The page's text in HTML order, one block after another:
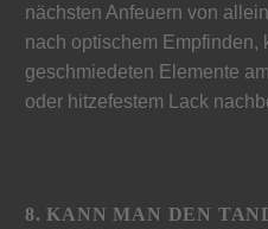
nächsten Anfeuern von
nach optischem Empfinden,
geschmiedeten Elemente
oder hitzefestem Lack
8. KANN MAN DEN